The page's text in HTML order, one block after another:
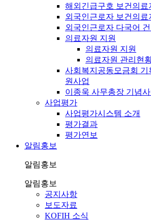
해외긴급구호 보건의료
외국인근로자 보건의료
외국인근로자 다국어
의료자원 지원
의료자원 지원
의료자원 관리현
사회복지공동모금회 기
원사업
이종욱 사무총장 기념
사업평가
사업평가시스템 소개
평가결과
평가연보
알림홍보
알림홍보
알림홍보
공지사항
보도자료
KOFIH 소식